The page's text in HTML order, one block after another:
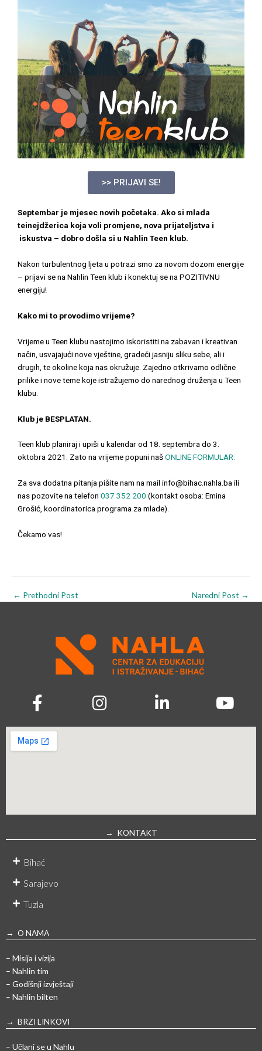
>> PRIJAVI SE!
Septembar je mjesec novih početaka. Ako si mlada
teinejdžerica koja voli promjene, nova prijateljstva i
iskustva – dobro došla si u Nahlin Teen klub.
Nakon turbulentnog ljeta u potrazi smo za novom dozom energije
– prijavi se na Nahlin Teen klub i konektuj se na POZITIVNU
energiju!
Kako mi to provodimo vrijeme?
Vrijeme u Teen klubu nastojimo iskoristiti na zabavan i kreativan
način, usvajajući nove vještine, gradeći jasniju sliku sebe, ali i
drugih, te okoline koja nas okružuje. Zajedno otkrivamo odlične
prilike i nove teme koje istražujemo do narednog druženja u Teen
klubu.
Klub je BESPLATAN.
Teen klub planiraj i upiši u kalendar od 18. septembra do 3.
oktobra 2021. Zato na vrijeme popuni našONLINE FORMULAR.
Za sva dodatna pitanja pišite nam na mail info@bihac.nahla.ba ili
nas pozovite na telefon 037 352 200 (kontakt osoba: Emina
Grošić, koordinatorica programa za mlade).
Čekamo vas!
← Prethodni Post Naredni Post →
→ KONTAKT
Bihać
Sarajevo
Tuzla
→ O NAMA
– Misija i vizija
– Nahlin tim
– Godišnji izvještaji
– Nahlin bilten
→ BRZI LINKOVI
– Učlani se u Nahlu